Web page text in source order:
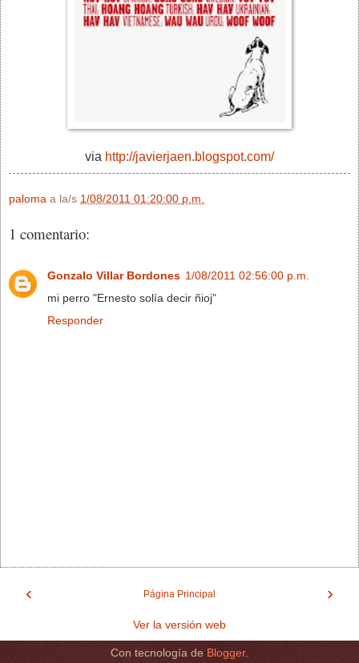
via http://javierjaen.blogspot.com/
paloma a la/s 1/08/2011 01:20:00 p.m.
1 comentario:
Gonzalo Villar Bordones 1/08/2011 02:56:00 p.m.
mi perro "Ernesto solía decir ñioj"
Responder
‹ ›
Página Principal
Ver la versión web
Con tecnología de Blogger.